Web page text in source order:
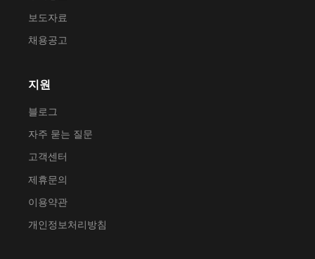
보도자료
채용공고
지원
블로그
자주 묻는 질문
고객센터
제휴문의
이용약관
개인정보처리방침